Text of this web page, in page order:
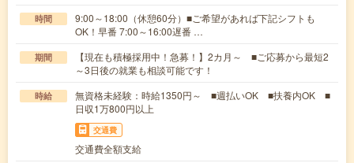
時間
9:00～18:00（休憩60分）■ご希望があれば下記シフトも
OK！早番 7:00～16:00遅番 …
期間
【現在も積極採用中！急募！】2カ月～ ■ご応募から最短2
～3日後の就業も相談可能です！
時給
無資格未経験：時給1350円～ ■週払いOK ■扶養内OK ■
日収1万800円以上
交通費
交通費全額支給